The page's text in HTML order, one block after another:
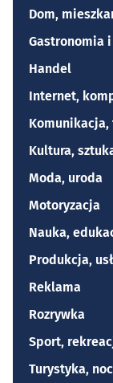
Dom,
Gastronomia
Handel
Internet,
Kultura,
Moda, uroda
Motoryzacja
Nauka,
Produkcja,
Reklama
Rozrywka
Sport,
Turystyka,